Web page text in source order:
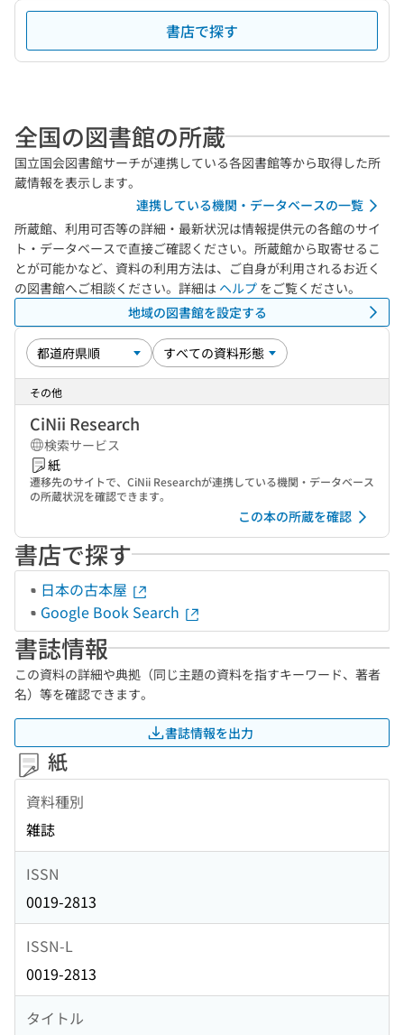
書店で探す
全国の図書館の所蔵
国立国会図書館サーチが連携している各図書館等から取得した所
蔵情報を表示します。
連携している機関・データベースの一覧
所蔵館、利用可否等の詳細・最新状況は情報提供元の各館のサイ
ト・データベースで直接ご確認ください。所蔵館から取寄せるこ
とが可能かなど、資料の利用方法は、ご自身が利用されるお近く
の図書館へご相談ください。詳細は ヘルプ をご覧ください。
地域の図書館を設定する
その他
CiNii Research
検索サービス
紙
遷移先のサイトで、CiNii Researchが連携している機関・データベース
の所蔵状況を確認できます。
この本の所蔵を確認
書店で探す
日本の古本屋
Google Book Search
書誌情報
この資料の詳細や典拠（同じ主題の資料を指すキーワード、著者
名）等を確認できます。
書誌情報を出力
紙
資料種別
雑誌
ISSN
0019-2813
ISSN-L
0019-2813
タイトル